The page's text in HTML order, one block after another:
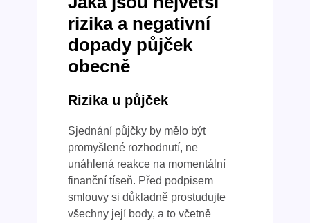
rizika a negativní
dopady půjček
obecně
Rizika u půjček
Sjednání půjčky by mělo být
promyšlené rozhodnutí, ne
unáhlená reakce na momentální
finanční tíseň. Před podpisem
smlouvy si důkladně prostudujte
všechny její body, a to včetně